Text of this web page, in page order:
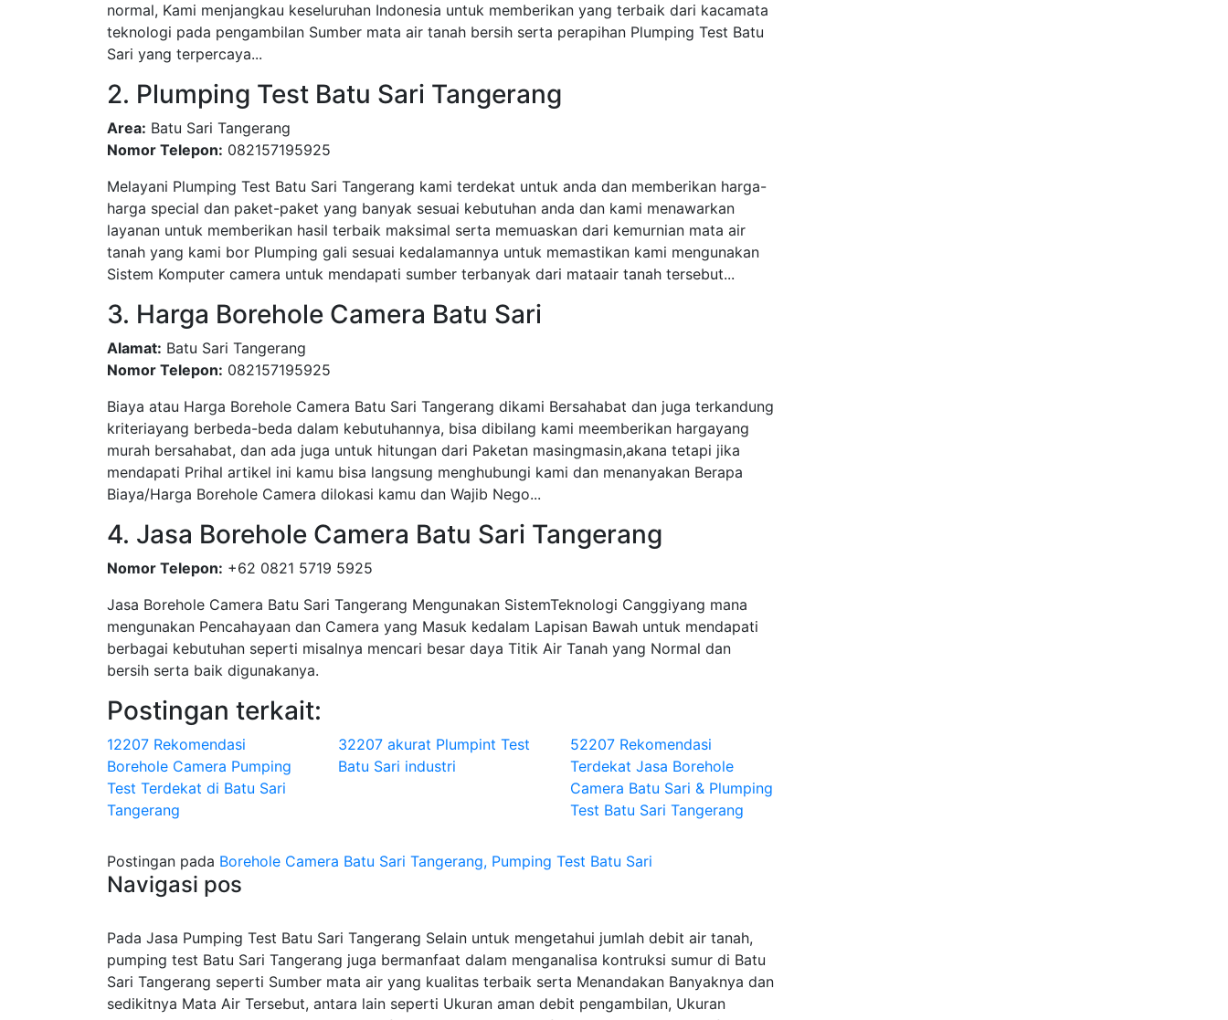
normal, Kami menjangkau keseluruhan Indonesia untuk memberikan yang terbaik dari kacamata
teknologi pada pengambilan Sumber mata air tanah bersih serta perapihan Plumping Test Batu
Sari yang terpercaya...
2. Plumping Test Batu Sari Tangerang
Area: Batu Sari Tangerang
Nomor Telepon: 082157195925
Melayani Plumping Test Batu Sari Tangerang kami terdekat untuk anda dan memberikan harga-
harga special dan paket-paket yang banyak sesuai kebutuhan anda dan kami menawarkan
layanan untuk memberikan hasil terbaik maksimal serta memuaskan dari kemurnian mata air
tanah yang kami bor Plumping gali sesuai kedalamannya untuk memastikan kami mengunakan
Sistem Komputer camera untuk mendapati sumber terbanyak dari mataair tanah tersebut...
3. Harga Borehole Camera Batu Sari
Alamat: Batu Sari Tangerang
Nomor Telepon: 082157195925
Biaya atau Harga Borehole Camera Batu Sari Tangerang dikami Bersahabat dan juga terkandung
kriteriayang berbeda-beda dalam kebutuhannya, bisa dibilang kami meemberikan hargayang
murah bersahabat, dan ada juga untuk hitungan dari Paketan masingmasin,akana tetapi jika
mendapati Prihal artikel ini kamu bisa langsung menghubungi kami dan menanyakan Berapa
Biaya/Harga Borehole Camera dilokasi kamu dan Wajib Nego...
4. Jasa Borehole Camera Batu Sari Tangerang
Nomor Telepon: +62 0821 5719 5925
Jasa Borehole Camera Batu Sari Tangerang Mengunakan SistemTeknologi Canggiyang mana
mengunakan Pencahayaan dan Camera yang Masuk kedalam Lapisan Bawah untuk mendapati
berbagai kebutuhan seperti misalnya mencari besar daya Titik Air Tanah yang Normal dan
bersih serta baik digunakanya.
Postingan terkait:
12207 Rekomendasi
Borehole Camera Pumping
Test Terdekat di Batu Sari
Tangerang
32207 akurat Plumpint Test
Batu Sari industri
52207 Rekomendasi
Terdekat Jasa Borehole
Camera Batu Sari & Plumping
Test Batu Sari Tangerang
Postingan pada Borehole Camera Batu Sari Tangerang, Pumping Test Batu Sari
Navigasi pos
Pada Jasa Pumping Test Batu Sari Tangerang Selain untuk mengetahui jumlah debit air tanah,
pumping test Batu Sari Tangerang juga bermanfaat dalam menganalisa kontruksi sumur di Batu
Sari Tangerang seperti Sumber mata air yang kualitas terbaik serta Menandakan Banyaknya dan
sedikitnya Mata Air Tersebut, antara lain seperti Ukuran aman debit pengambilan, Ukuran